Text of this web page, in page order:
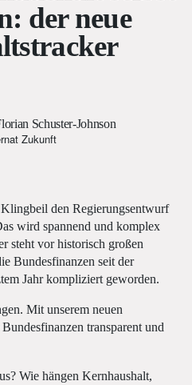
Labder neue
Schuster-Johnson
Zukunft
den Regierungsentwurf
wird spannend und komplex
steht vor historisch großen
Bundesfinanzen seit der
Jahr kompliziert geworden.
Mit unserem neuen
transparent und
Wie hängen Kernhaushalt,